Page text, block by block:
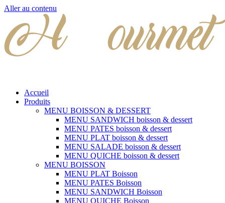
Aller au contenu
Accueil
Produits
MENU BOISSON & DESSERT
MENU SANDWICH boisson & dessert
MENU PATES boisson & dessert
MENU PLAT boisson & dessert
MENU SALADE boisson & dessert
MENU QUICHE boisson & dessert
MENU BOISSON
MENU PLAT Boisson
MENU PATES Boisson
MENU SANDWICH Boisson
MENU QUICHE Boisson